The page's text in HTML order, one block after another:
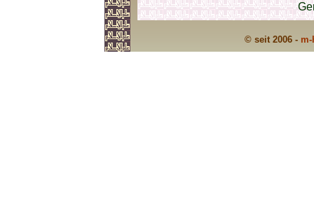
© seit 2006 -